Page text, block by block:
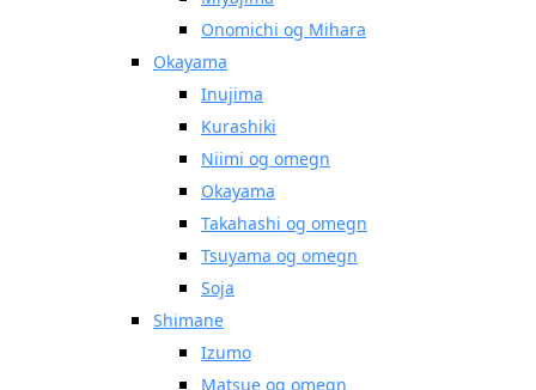
Onomichi og Mihara
Okayama
Inujima
Kurashiki
Niimi og omegn
Okayama
Takahashi og omegn
Tsuyama og omegn
Soja
Shimane
Izumo
Matsue og omegn